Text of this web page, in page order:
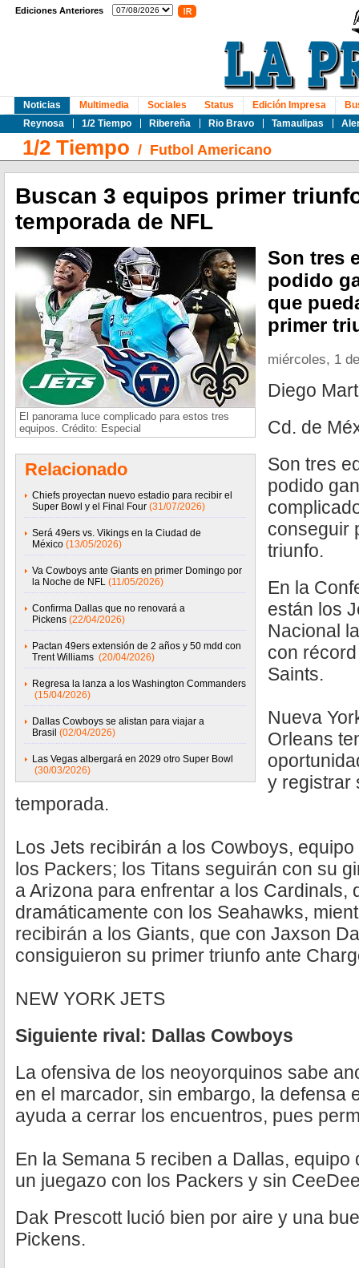
Ediciones Anteriores
Noticias
Reynosa
1/2 Tiempo Ribereña Rio Bravo Tamaulipas
Multimedia Sociales Status Edición Impresa
1/2 Tiempo / Futbol Americano
Buscan 3 equipos primer
temporada de NFL
El panorama luce complicado para estos tres
equipos. Crédito: Especial
Relacionado
Chiefs proyectan nuevo estadio para recibir el
Super Bowl y el Final Four (31/07/2026)
Será 49ers vs. Vikings en la Ciudad de
México (13/05/2026)
Va Cowboys ante Giants en primer Domingo por
la Noche de NFL (11/05/2026)
Confirma Dallas que no renovará a
Pickens (22/04/2026)
Pactan 49ers extensión de 2 años y 50 mdd con
Trent Williams (20/04/2026)
Regresa la lanza a los Washington Commanders
(15/04/2026)
Dallas Cowboys se alistan para viajar a
Brasil (02/04/2026)
Las Vegas albergará en 2029 otro Super Bowl
(30/03/2026)
Son tres
podido
que
primer
miércoles, 1
Diego
Cd. de
Son tres
podido
conseguir
triunfo.
En la
están los
Nacional
con
Saints.
Nueva
Orleans
y registrar
temporada.
Los Jets recibirán a los Cowboys,
los Packers; los Titans seguirán con su
a Arizona para enfrentar a los Cardinals,
dramáticamente con los Seahawks,
recibirán a los Giants, que con Jaxson
consiguieron su primer triunfo ante
NEW YORK JETS
Siguiente rival: Dallas Cowboys
La ofensiva de los neoyorquinos sabe
en el marcador, sin embargo, la defensa
ayuda a cerrar los encuentros, pues
En la Semana 5 reciben a Dallas,
un juegazo con los Packers y sin
Dak Prescott lució bien por aire y una
Pickens.